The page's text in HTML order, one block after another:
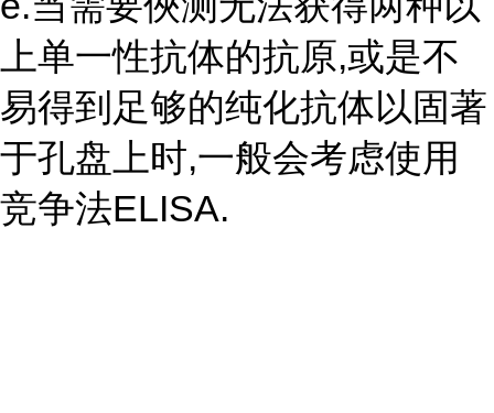
上单一性抗体的抗原,或是不
易得到足够的纯化抗体以固著
于孔盘上时,一般会考虑使用
竞争法ELISA.